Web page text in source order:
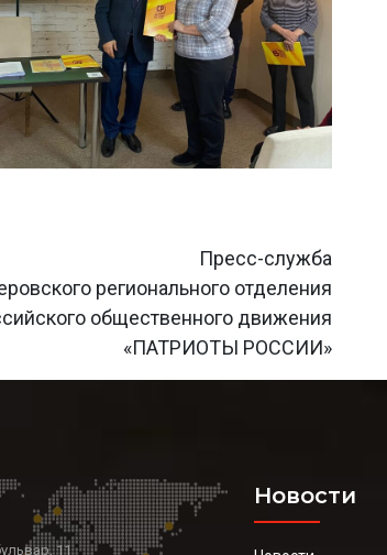
Пресс-служба
регионального отделения
общественного движения
«ПАТРИОТЫ РОССИИ»
11
Новости